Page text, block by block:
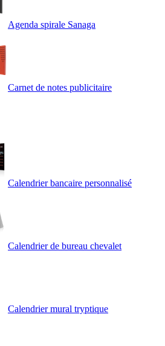
Agenda spirale Sanaga
Carnet de notes publicitaire
Calendrier bancaire personnalisé
Calendrier de bureau chevalet
Calendrier mural tryptique